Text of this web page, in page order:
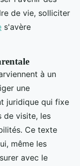
de vie, solliciter
s'avère
à un
une
juridique qui fixe
de visite, les
Ce texte
même les
avec le